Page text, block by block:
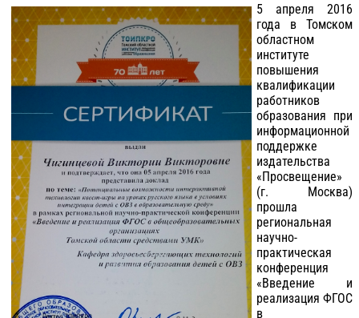
5 апреля 2016
года в Томском
областном
институте
повышения
квалификации
работников
образования при
информационной
поддержке
издательства
«Просвещение»
(г. Москва)
прошла
региональная
научно-
практическая
конференция
«Введение и
реализация ФГОС
в